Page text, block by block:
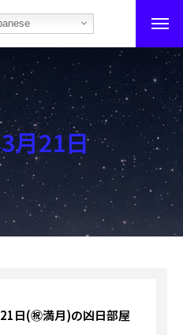
月21日
日(㊗満月)の凶日部屋